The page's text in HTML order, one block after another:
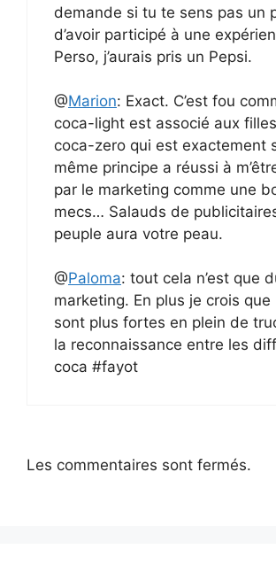
demande si tu te sens pas un
d’avoir participé à une
Perso, j’aurais pris un Pepsi.
@Marion: Exact. C’est fou
coca-light est associé aux
coca-zero qui est exactement
même principe a réussi à
par le marketing comme une
mecs… Salauds de
peuple aura votre peau.
@Paloma: tout cela n’est que
marketing. En plus je crois que
sont plus fortes en plein de
la reconnaissance entre les
coca #fayot
Les commentaires sont fermés.